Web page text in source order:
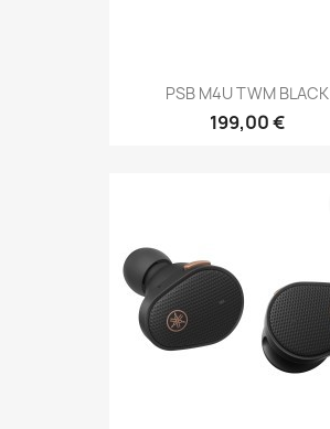
PSB M4U TWM BLACK
199,00 €